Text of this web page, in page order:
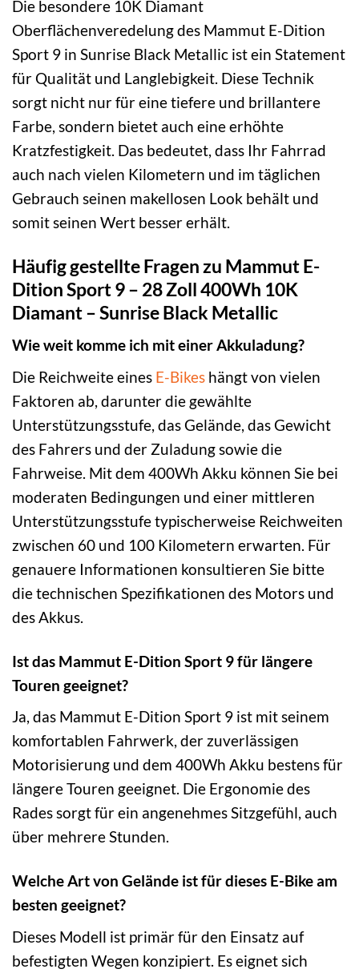
Die besondere 10K Diamant
Oberflächenveredelung des Mammut E-Dition
Sport 9 in Sunrise Black Metallic ist ein Statement
für Qualität und Langlebigkeit. Diese Technik
sorgt nicht nur für eine tiefere und brillantere
Farbe, sondern bietet auch eine erhöhte
Kratzfestigkeit. Das bedeutet, dass Ihr Fahrrad
auch nach vielen Kilometern und im täglichen
Gebrauch seinen makellosen Look behält und
somit seinen Wert besser erhält.
Häufig gestellte Fragen zu Mammut E-
Dition Sport 9 – 28 Zoll 400Wh 10K
Diamant – Sunrise Black Metallic
Wie weit komme ich mit einer Akkuladung?
Die Reichweite eines E-Bikes hängt von vielen
Faktoren ab, darunter die gewählte
Unterstützungsstufe, das Gelände, das Gewicht
des Fahrers und der Zuladung sowie die
Fahrweise. Mit dem 400Wh Akku können Sie bei
moderaten Bedingungen und einer mittleren
Unterstützungsstufe typischerweise Reichweiten
zwischen 60 und 100 Kilometern erwarten. Für
genauere Informationen konsultieren Sie bitte
die technischen Spezifikationen des Motors und
des Akkus.
Ist das Mammut E-Dition Sport 9 für längere
Touren geeignet?
Ja, das Mammut E-Dition Sport 9 ist mit seinem
komfortablen Fahrwerk, der zuverlässigen
Motorisierung und dem 400Wh Akku bestens für
längere Touren geeignet. Die Ergonomie des
Rades sorgt für ein angenehmes Sitzgefühl, auch
über mehrere Stunden.
Welche Art von Gelände ist für dieses E-Bike am
besten geeignet?
Dieses Modell ist primär für den Einsatz auf
befestigten Wegen konzipiert. Es eignet sich